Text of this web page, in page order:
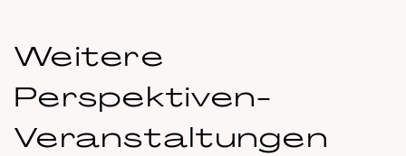
Weitere
Perspektiven-
Veranstaltungen